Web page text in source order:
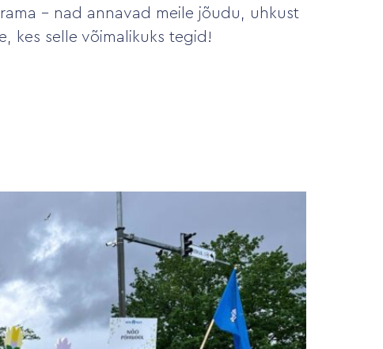
– nad annavad meile jõudu, uhkust
kes selle võimalikuks tegid!